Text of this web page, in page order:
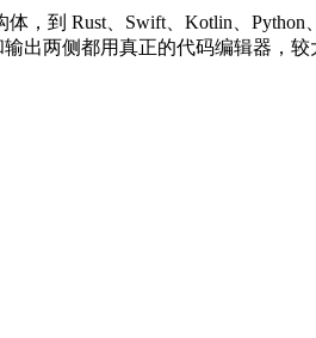
，到 Rust、Swift、Kotlin、
出两侧都用真正的代码编辑器，